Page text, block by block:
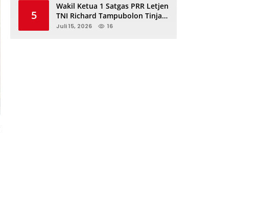
5
Wakil Ketua 1 Satgas PRR Letjen
TNI Richard Tampubolon Tinjau
Padang Sidimpuan dan
Juli 15, 2026 16